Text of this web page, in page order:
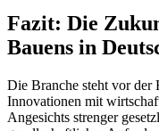
Fazit: Die
Bauens in
Die Branche steht vor der
Innovationen mit
Angesichts strenger